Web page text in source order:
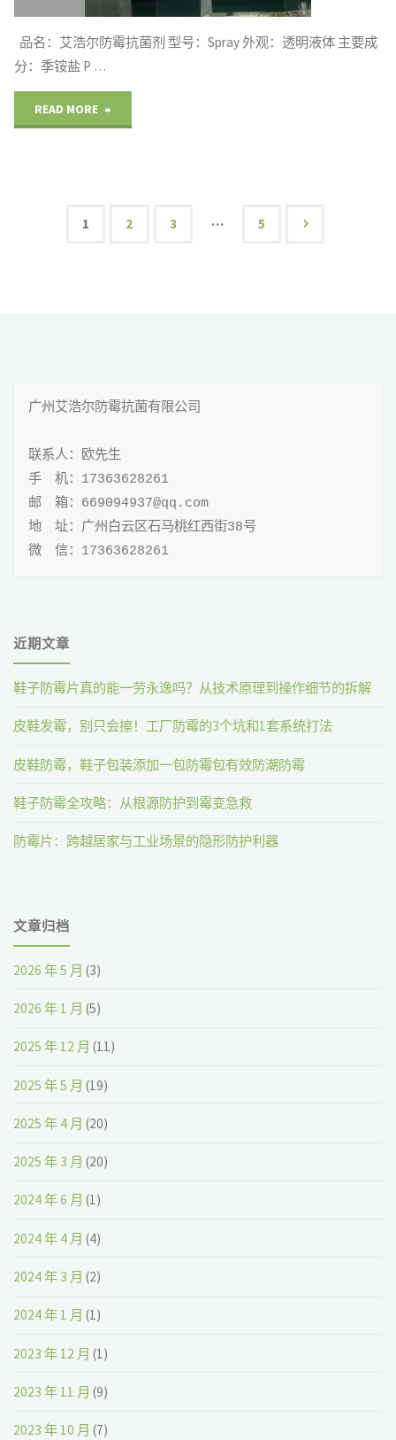
顾
客
驻
足
品名：艾浩尔防霉抗菌剂 型号：Spray 外观：透明液体 主要成
分：季铵盐 P …
READ MORE
不
担
心
长
霉"
航
1 2 3 … 5
广州艾浩尔防霉抗菌有限公司
联系人：欧先生
手 机：17363628261
邮 箱：669094937@qq.com
地 址：广州白云区石马桃红西街38号
微 信：17363628261
近期文章
鞋子防霉片真的能一劳永逸吗？从技术原理到操作细节的拆解
皮鞋发霉，别只会擦！工厂防霉的3个坑和1套系统打法
皮鞋防霉，鞋子包装添加一包防霉包有效防潮防霉
鞋子防霉全攻略：从根源防护到霉变急救
防霉片：跨越居家与工业场景的隐形防护利器
文章归档
2026 年 5 月 (3)
2026 年 1 月 (5)
2025 年 12 月 (11)
2025 年 5 月 (19)
2025 年 4 月 (20)
2025 年 3 月 (20)
2024 年 6 月 (1)
2024 年 4 月 (4)
2024 年 3 月 (2)
2024 年 1 月 (1)
2023 年 12 月 (1)
2023 年 11 月 (9)
2023 年 10 月 (7)